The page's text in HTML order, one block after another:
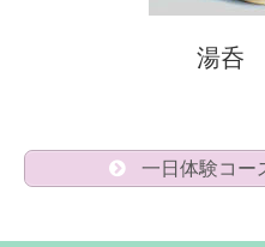
湯呑
一日体験コー